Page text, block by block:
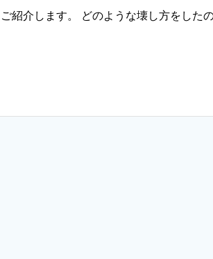
紹介します。 どのような壊し方をした